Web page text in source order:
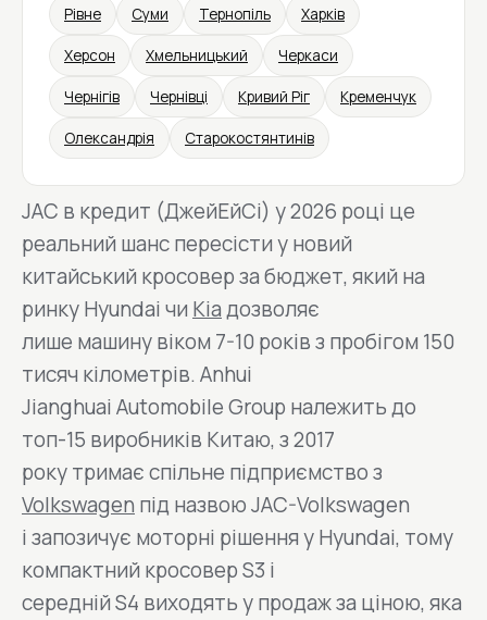
Рівне Суми Тернопіль Харків
Херсон Хмельницький Черкаси
Чернігів Чернівці Кривий Ріг Кременчук
Олександрія Старокостянтинів
JAC в кредит (ДжейЕйСі) у 2026 році це
реальний шанс пересісти у новий
китайський кросовер за бюджет, який на
ринку Hyundai чи Kiaдозволяє
лише машину віком 7-10 років з пробігом 150
тисяч кілометрів. Anhui
Jianghuai Automobile Group належить до
топ-15 виробників Китаю, з 2017
року тримає спільне підприємство з
Volkswagen під назвою JAC-Volkswagen
і запозичує моторні рішення у Hyundai, тому
компактний кросовер S3 і
середній S4 виходять у продаж за ціною, яка